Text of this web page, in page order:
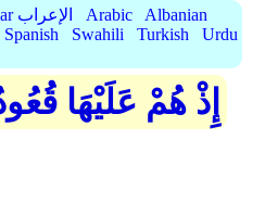
Grammar الإعراب Arabic
Albanian
Spanish Swahili Turkish
Urdu
إِذْ هُمْ عَلَيْهَا